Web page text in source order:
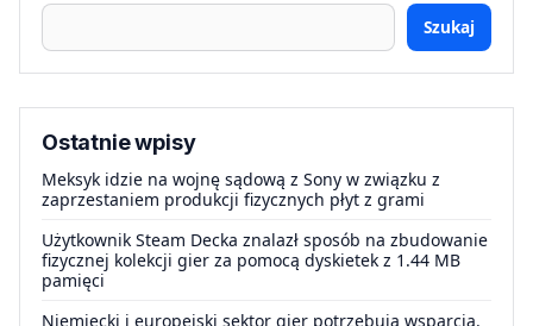
Szukaj
Ostatnie wpisy
Meksyk idzie na wojnę sądową z Sony w związku z
zaprzestaniem produkcji fizycznych płyt z grami
Użytkownik Steam Decka znalazł sposób na zbudowanie
fizycznej kolekcji gier za pomocą dyskietek z 1.44 MB
pamięci
Niemiecki i europejski sektor gier potrzebują wsparcia.